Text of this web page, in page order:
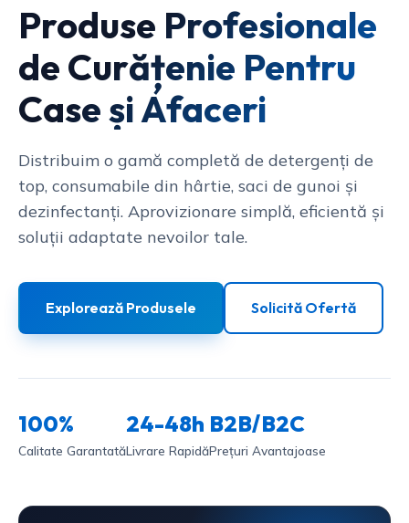
Produse Profesionale
de Curățenie Pentru
Case și Afaceri
Distribuim o gamă completă de detergenți de
top, consumabile din hârtie, saci de gunoi și
dezinfectanți. Aprovizionare simplă, eficientă și
soluții adaptate nevoilor tale.
Explorează Produsele Solicită Ofertă
100%
Calitate Garantată
24-48h
Livrare Rapidă
B2B/B2C
Prețuri Avantajoase